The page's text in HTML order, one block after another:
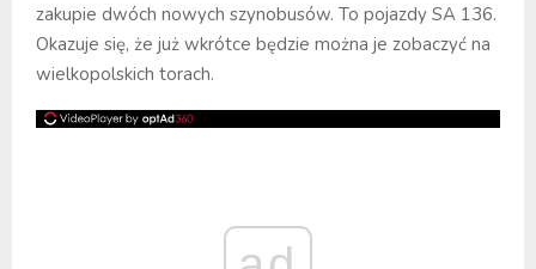
zakupie dwóch nowych szynobusów. To pojazdy SA 136.
Okazuje się, że już wkrótce będzie można je zobaczyć na
wielkopolskich torach.